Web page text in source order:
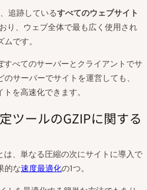
追跡しているすべてのウェブサイト
り、ウェブ全体で最も広く使用され
です。
すべてのサーバーとクライアントでサ
サーバーでサイトを運営しても、
を高速化できます。
ツールのGZIPに関する
は、単なる圧縮の次にサイトに導入で
的な速度最適化の1つ。